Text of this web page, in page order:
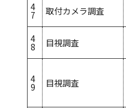
4
7 取付カメラ調査
4
8 目視調査
4
9 目視調査